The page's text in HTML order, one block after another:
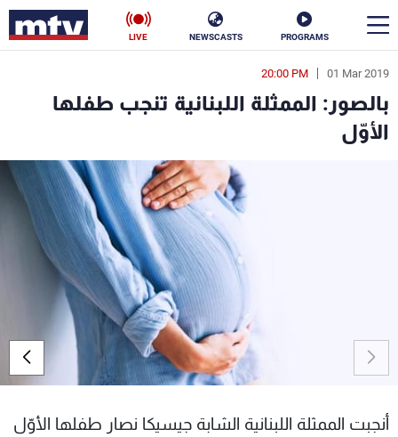
PROGRAMS
NEWSCASTS
LIVE
01 Mar 2019
20:00 PM
بالصور: الممثلة اللبنانية تنجب طفلها
الأوّل
أنجبت الممثلة اللبنانية الشابة جيسيكا نصار طفلها الأوّل
en
الأخبار
ناس
فن
رياضة
البرامج
شاهد البرامج